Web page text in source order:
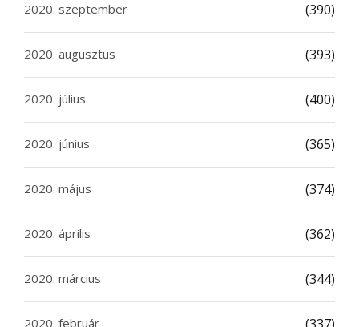
2020. szeptember (390)
2020. augusztus (393)
2020. július (400)
2020. június (365)
2020. május (374)
2020. április (362)
2020. március (344)
2020. február